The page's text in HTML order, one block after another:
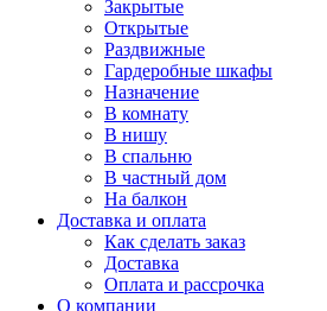
Закрытые
Открытые
Раздвижные
Гардеробные шкафы
Назначение
В комнату
В нишу
В спальню
В частный дом
На балкон
Доставка и оплата
Как сделать заказ
Доставка
Оплата и рассрочка
О компании